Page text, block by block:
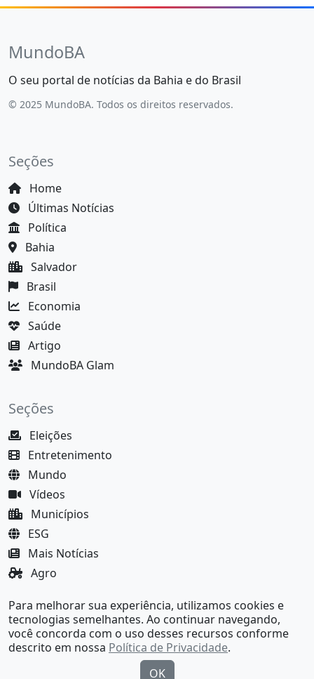
MundoBA
O seu portal de notícias da Bahia e do Brasil
© 2025 MundoBA. Todos os direitos reservados.
Seções
Home
Últimas Notícias
Política
Bahia
Salvador
Brasil
Economia
Saúde
Artigo
MundoBA Glam
Seções
Eleições
Entretenimento
Mundo
Vídeos
Municípios
ESG
Mais Notícias
Agro
MundoBA Black
Para melhorar sua experiência, utilizamos cookies e
tecnologias semelhantes. Ao continuar navegando,
você concorda com o uso desses recursos conforme
descrito em nossa Política de Privacidade.
OK